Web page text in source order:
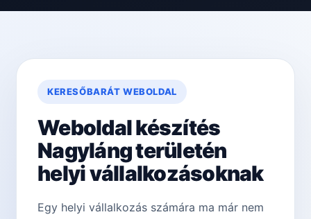
KERESŐBARÁT WEBOLDAL
Weboldal készítés
Nagyláng területén
helyi vállalkozásoknak
Egy helyi vállalkozás számára ma már nem